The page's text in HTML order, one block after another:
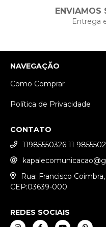
ENVIAMOS
Entrega
NAVEGAÇÃO
Como Comprar
Política de Privacidade
CONTATO
11985550326 11
Rua: Francisco
CEP:03639-000
REDES SOCIAIS